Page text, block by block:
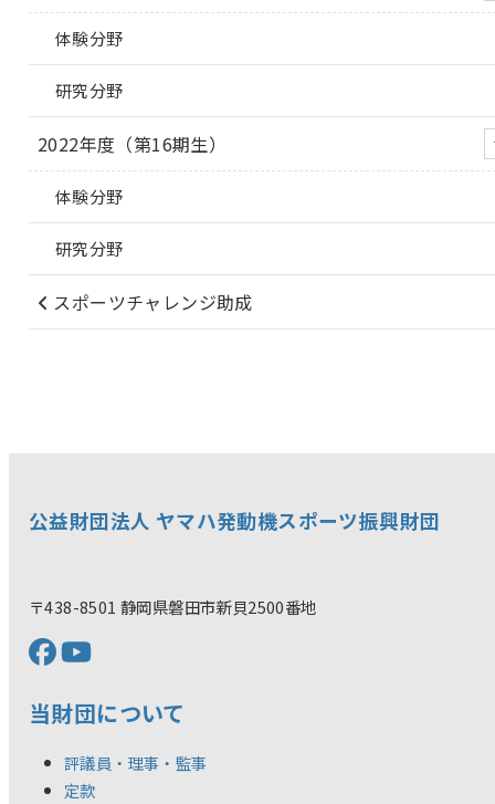
体験分野
研究分野
2022年度（第16期生）
体験分野
研究分野
スポーツチャレンジ助成
公益財団法人 ヤマハ発動機スポーツ振興財団
〒438-8501 静岡県磐田市新貝2500番地
当財団について
評議員・理事・監事
定款